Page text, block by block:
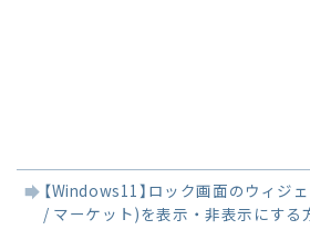
連
【Windows11】ロック画面のウィジ
/ マーケット)を表示・非表示にする